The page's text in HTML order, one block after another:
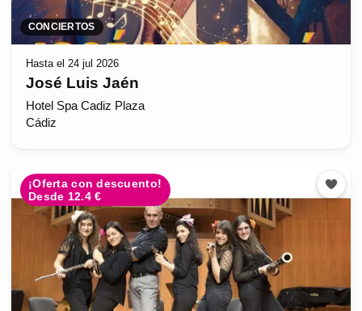
CONCIERTOS
Hasta el 24 jul 2026
José Luis Jaén
Hotel Spa Cadiz Plaza
Cádiz
¡Oferta con descuento!
Desde 12.4 €